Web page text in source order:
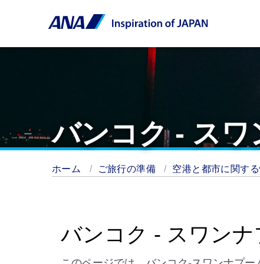
バンコク - スワ
ホーム ご旅行の準備 空港と都市に関す
バンコク - スワン